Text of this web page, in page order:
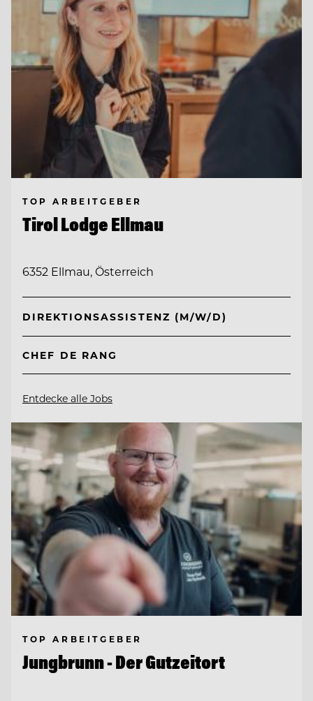
TOP ARBEITGEBER
Tirol Lodge Ellmau
6352 Ellmau, Österreich
DIREKTIONSASSISTENZ (M/W/D)
CHEF DE RANG
Entdecke alle Jobs
TOP ARBEITGEBER
Jungbrunn - Der Gutzeitort